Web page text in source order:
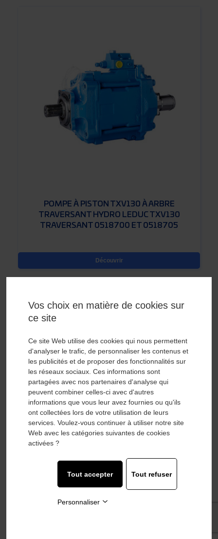
POMPE À PISTON TXV130 À ARBRE
TRAVERSANT HYDRO LEDUC TXV130
TRAVERSANT 0518700 ET 0518705
Découvrir
POMPE À PISTON TXV130 HYDRO LEDUC
TXV130 0515300 ET 0515515
Vos choix en matière de cookies sur
ce site
Ce site Web utilise des cookies qui nous permettent
d'analyser le trafic, de personnaliser les contenus et
les publicités et de proposer des fonctionnalités sur
les réseaux sociaux. Ces informations sont
partagées avec nos partenaires d'analyse qui
peuvent combiner celles-ci avec d'autres
informations que vous leur avez fournies ou qu'ils
ont collectées lors de votre utilisation de leurs
services. Voulez-vous continuer à utiliser notre site
Web avec les catégories suivantes de cookies
activées ?
Tout accepter Tout refuser
Personnaliser